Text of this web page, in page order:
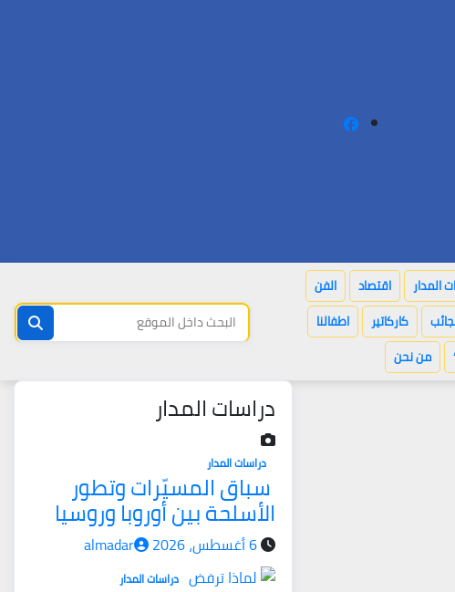
المدار اقتصاد
الفن
كاركاتير
اطفالنا
من نحن
دراسات المدار
دراسات المدار
سباق المسيّرات وتطور
الأسلحة بين أوروبا وروسيا
6 أغسطس، 2026 almadar
دراسات المدار